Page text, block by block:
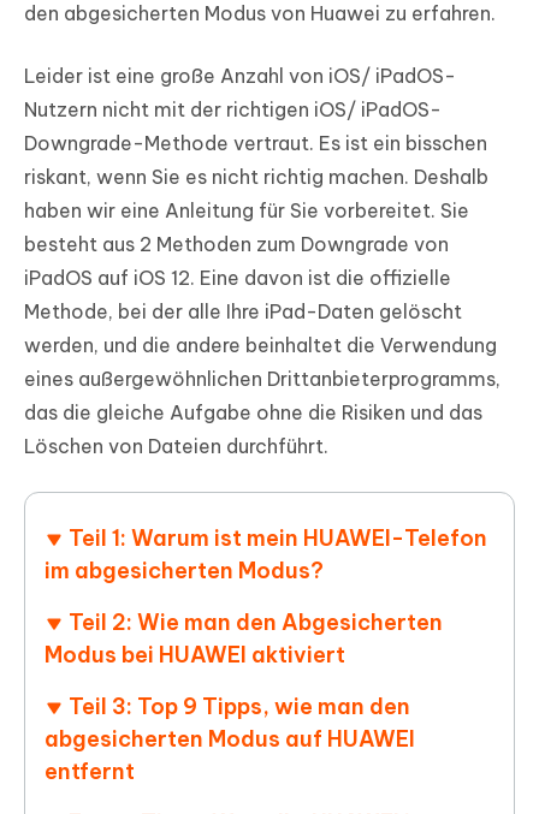
den abgesicherten Modus von Huawei zu erfahren.
Leider ist eine große Anzahl von iOS/ iPadOS-
Nutzern nicht mit der richtigen iOS/ iPadOS-
Downgrade-Methode vertraut. Es ist ein bisschen
riskant, wenn Sie es nicht richtig machen. Deshalb
haben wir eine Anleitung für Sie vorbereitet. Sie
besteht aus 2 Methoden zum Downgrade von
iPadOS auf iOS 12. Eine davon ist die offizielle
Methode, bei der alle Ihre iPad-Daten gelöscht
werden, und die andere beinhaltet die Verwendung
eines außergewöhnlichen Drittanbieterprogramms,
das die gleiche Aufgabe ohne die Risiken und das
Löschen von Dateien durchführt.
Teil 1: Warum ist mein HUAWEI-Telefon
im abgesicherten Modus?
Teil 2: Wie man den Abgesicherten
Modus bei HUAWEI aktiviert
Teil 3: Top 9 Tipps, wie man den
abgesicherten Modus auf HUAWEI
entfernt